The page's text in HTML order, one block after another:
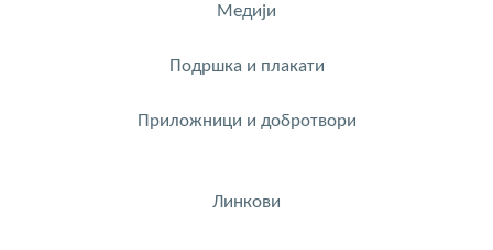
Медији
Подршка и плакати
Приложници и добротвори
Линкови